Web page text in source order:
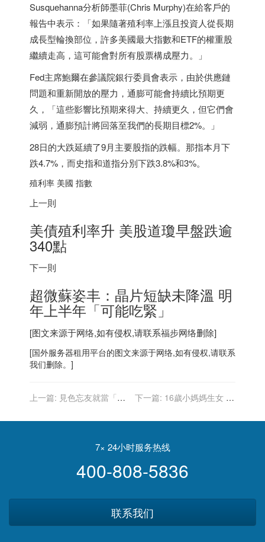
Susquehanna分析師墨菲(Chris Murphy)在給客戶的
報告中表示：「如果隨著殖利率上漲且投資人從長期
成長型輪換部位，許多美國最大指數和ETF的權重股
繼續走高，這可能會對所有股票構成壓力。」
Fed主席鮑爾在參議院銀行委員會表示，由於供應鏈
問題和重新開放的壓力，通膨可能會持續比預期更
久，「這些影響比預期來得大、持續更久，但它們會
減弱，通膨預計將回落至我們的長期目標2%。」
28日的大跌延續了9月主要股指的跌幅。那指本月下
跌4.7%，而史指和道指分別下跌3.8%和3%。
殖利率 美國 指數
上一則
美債殖利率升 美股道瓊早盤跌逾
340點
下一則
超微蘇姿丰：晶片短缺未降溫 明
年上半年「可能吃緊」
[图文来源于网络,如有侵权,请联系福步网络删除]
[国外服务器租用平台的图文来源于网络,如有侵权,请联系
我们删除。]
上一篇: 見色忘友就當「死
悼友情
下一篇: 16歲小媽媽生女 34
驕傲
7× 24小时服务热线
400-808-5836
联系我们